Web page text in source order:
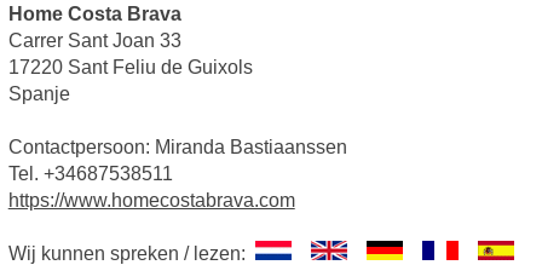
Home Costa Brava
Carrer Sant Joan 33
17220 Sant Feliu de Guixols
Spanje
Contactpersoon: Miranda Bastiaanssen
Tel. +34687538511
https://www.homecostabrava.com
Wij kunnen spreken / lezen: